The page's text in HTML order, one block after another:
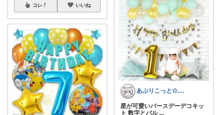
コレ いいね
あぷりこっと✩.*˚100%ROOM経由
星が可愛いバースデーデコキッ
ト 数字とバル ...